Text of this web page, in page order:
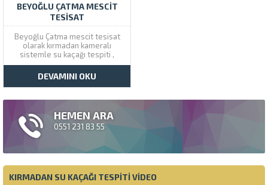
BEYOĞLU ÇATMA MESCIT
TESISAT
Beyoğlu Çatma mescit tesisat
olarak kırmadan kameralı
sistemle su kaçağı tespiti ,
robot makinalı tıkanıklık açma ve
petek temizleme servis hizmeti
vermekteyiz. Çözüm Tesisat
Beyoğlu ve çevresine aynı gün
içinde hizmet vermektedir.
Beyoğlu Çatma mescit
tesisatçı...
DEVAMINI OKU
HEMEN ARA
0551 231 83 55
KIRMADAN SU KAÇAĞI TESPITI VIDEO